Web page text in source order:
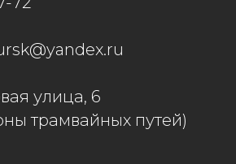
улица, 6
трамвайных путей)